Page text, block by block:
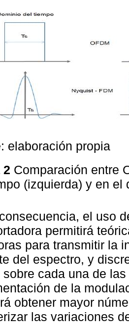
elaboración propia
2 Comparación entre
(izquierda) y en
el uso
permitirá
para transmitir la
del espectro, y
sobre cada una de
de la
obtener mayor
las variaciones